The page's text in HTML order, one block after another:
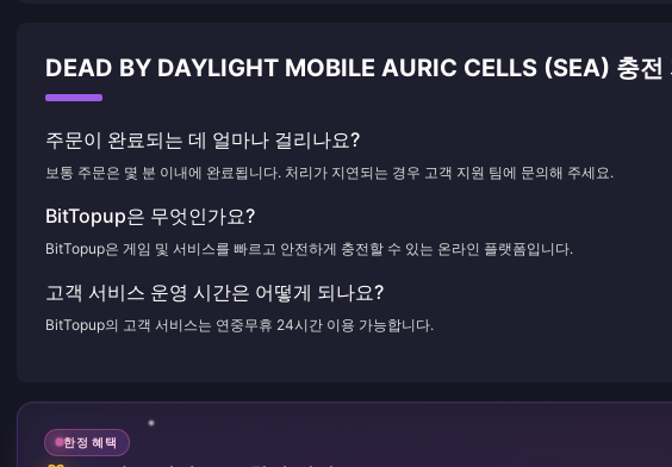
DEAD BY DAYLIGHT MOBILE AURIC CELLS (SEA) 충전
주문이 완료되는 데 얼마나 걸리나요?
보통 주문은 몇 분 이내에 완료됩니다. 처리가 지연되는 경우 고객 지원 팀에 문의해 주세요.
BitTopup은 무엇인가요?
BitTopup은 게임 및 서비스를 빠르고 안전하게 충전할 수 있는 온라인 플랫폼입니다.
고객 서비스 운영 시간은 어떻게 되나요?
BitTopup의 고객 서비스는 연중무휴 24시간 이용 가능합니다.
한정 혜택